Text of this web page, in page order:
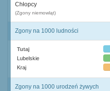
Chłopcy
(Zgony niemowląt)
Zgony na 1000 ludności
Tutaj
Lubelskie
Kraj
Zgony na 1000 urodzeń żywych